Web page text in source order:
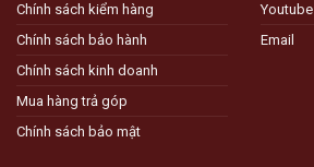
Chính sách kiểm hàng
Chính sách bảo hành
Chính sách kinh doanh
Mua hàng trả góp
Chính sách bảo mật
Youtube
Email